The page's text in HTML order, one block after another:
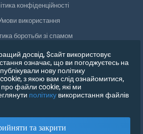
конфіденційності
використання
боротьби зі спамом
Відповідність GDPR
Видалити мої дані
Відкликати згоду
досвід, $сайт використовує
означає, що ви погоджуєтесь на
нову політику
з якою вам слід ознайомитися,
файли cookie, які ми
політику використання файлів
та закрити